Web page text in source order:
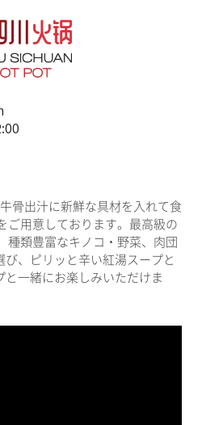
骨出汁に新鮮な具材を入れて食
ご用意しております。最高級の
種類豊富なキノコ・野菜、肉団
、ピリッと辛い紅湯スープと
と一緒にお楽しみいただけま